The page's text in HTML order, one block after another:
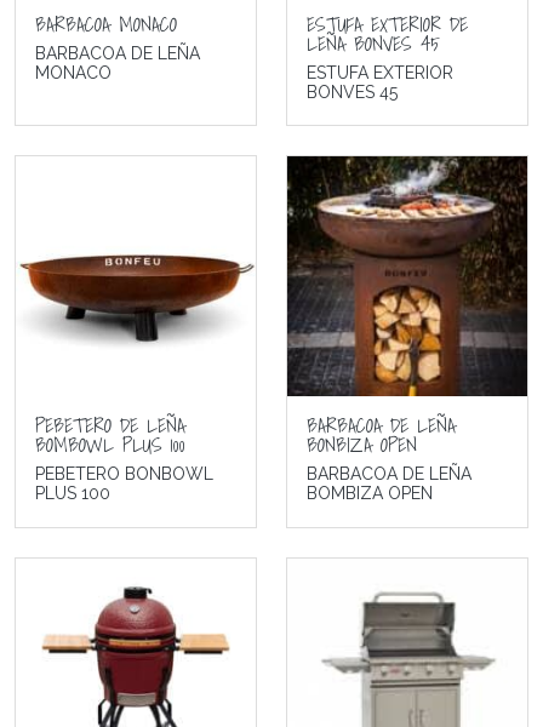
BARBACOA MONACO
BARBACOA DE LEÑA
MONACO
ESTUFA EXTERIOR DE
LEÑA BONVES 45
ESTUFA EXTERIOR
BONVES 45
PEBETERO DE LEÑA
BOMBOWL PLUS 100
PEBETERO BONBOWL
PLUS 100
BARBACOA DE LEÑA
BONBIZA OPEN
BARBACOA DE LEÑA
BOMBIZA OPEN